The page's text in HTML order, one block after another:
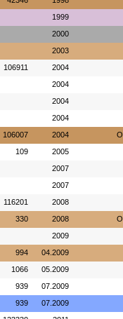
1999
2000
2003
106911 2004
2004
2004
2004
106007 2004
109 2005
2007
2007
116201 2008
330 2008
2009
994 04.2009
1066 05.2009
939 07.2009
939 07.2009